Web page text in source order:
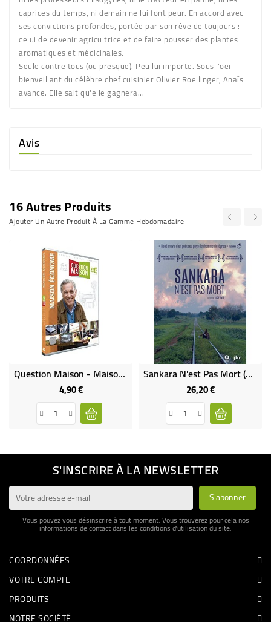
caprices du temps, ni demain ne lui font peur. En accord avec
ses convictions profondes, portée par son rêve de toujours :
celui de devenir agricultrice et de faire pousser des plantes
aromatiques et médicinales.
Seule contre tous (ou presque). Peu lui importe. Sous l'oeil
bienveillant du célèbre chef cuisinier Olivier Roellinger, Anaïs
avance. Elle sait qu'elle gagnera...
Avis
16 Autres Produits
Ajouter Un Autre Produit À La Gamme Hebdomadaire
Question Maison - Maison Économe (DVD Occasion)
4,90 €Prix
Sankara N'est Pas Mort (neuf)
26,20 €Prix
S'INSCRIRE À LA NEWSLETTER
Vous pouvez vous désinscrire à tout moment. Vous trouverez pour cela nos
informations de contact dans les conditions d'utilisation du site.
COORDONNÉES
VOTRE COMPTE
PRODUITS
NOTRE SOCIÉTÉ